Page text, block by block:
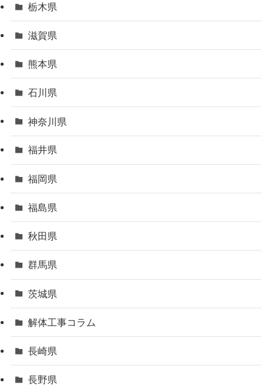
栃木県
滋賀県
熊本県
石川県
神奈川県
福井県
福岡県
福島県
秋田県
群馬県
茨城県
解体工事コラム
長崎県
長野県